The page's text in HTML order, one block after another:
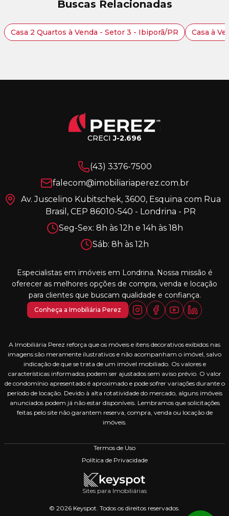
Buscas Relacionadas
Casa 2 Quartos à Venda - Setor 3 - Ibiporã/PR Casa à
CRECIJ-2.696
(43) 3376-7500
falecom@imobiliariaperez.com.br
Av. Juscelino Kubitschek, 3600, Esquina com Rua
Brasil, CEP 86010-540 - Londrina - PR
Seg-Sex: 8h às 12h e 14h às 18h
Sáb: 8h às 12h
Especialistas em imóveis em Londrina. Nossa missão é
oferecer as melhores opções de compra, venda e locação
para clientes que buscam qualidade e confiança.
Conheça a Imobiliária Perez
A Imobiliária Perez reforça que os móveis e itens decorativos exibidos nas
imagens são meramente ilustrativos e não acompanham o imóvel, salvo
indicação de que se trata de um imóvel mobiliado. Os valores e
características informados podem ser ajustados sem aviso prévio. O valor
de condomínio apresentado é aproximado e pode sofrer variações durante o
período de locação. Devido à alta rotatividade do mercado, alguns imóveis
anunciados podem já não estar disponíveis. Lembramos que solicitações
feitas pelo site não garantem reserva, compra, venda ou locação de
imóveis.
Termos de Uso
Política de Privacidade
Sites para Imobiliárias
© 2026 Keyspot. Todos os direitos reservados.